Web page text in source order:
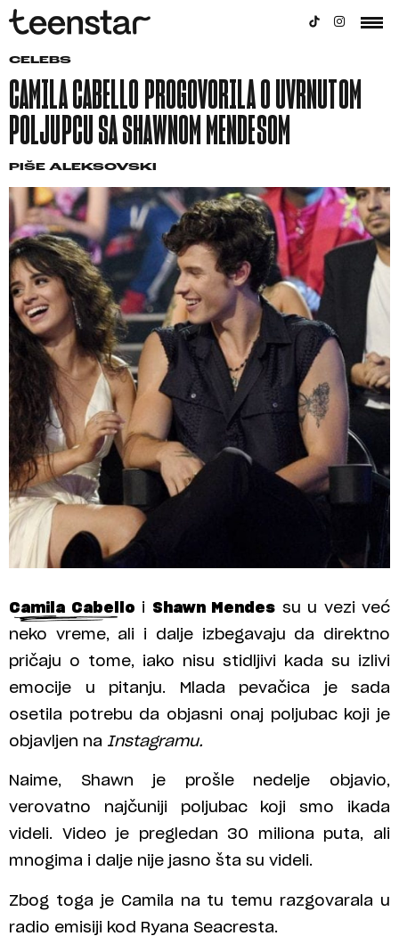
CELEBS
CAMILA CABELLO PROGOVORILA O UVRNUTOM
POLJUPCU SA SHAWNOM MENDESOM
PIŠE ALEKSOVSKI
Camila Cabello i Shawn Mendes su u vezi već
neko vreme, ali i dalje izbegavaju da direktno
pričaju o tome, iako nisu stidljivi kada su izlivi
emocije u pitanju. Mlada pevačica je sada
osetila potrebu da objasni onaj poljubac koji je
objavljen na Instagramu.
Naime, Shawn je prošle nedelje objavio,
verovatno najčuniji poljubac koji smo ikada
videli. Video je pregledan 30 miliona puta, ali
mnogima i dalje nije jasno šta su videli.
Zbog toga je Camila na tu temu razgovarala u
radio emisiji kod Ryana Seacresta.